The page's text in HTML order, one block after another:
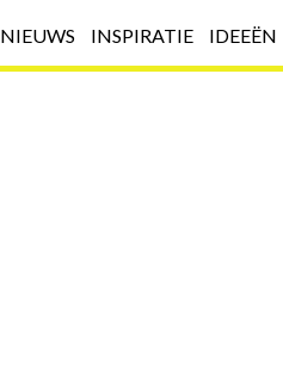
NIEUWS INSPIRATIE IDEEËN